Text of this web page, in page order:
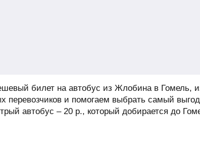
билет на автобус из Жлобина в Гомель,
перевозчиков и помогаем выбрать самый
автобус – 20 р., который добирается до